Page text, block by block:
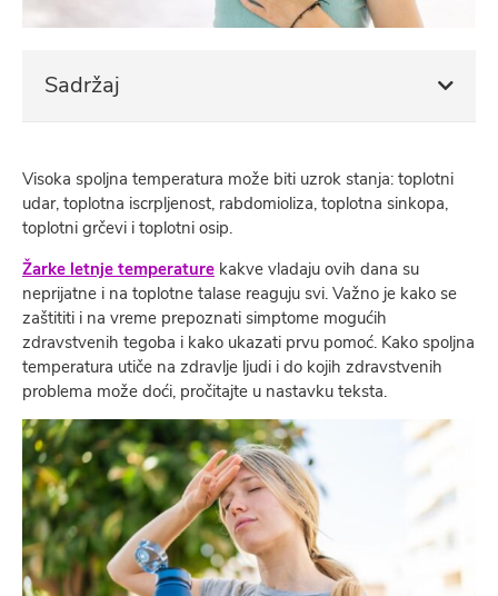
Sadržaj
Visoka spoljna temperatura može biti uzrok stanja: toplotni
udar, toplotna iscrpljenost, rabdomioliza, toplotna sinkopa,
toplotni grčevi i toplotni osip.
Žarke letnje temperature kakve vladaju ovih dana su
neprijatne i na toplotne talase reaguju svi. Važno je kako se
zaštititi i na vreme prepoznati simptome mogućih
zdravstvenih tegoba i kako ukazati prvu pomoć. Kako spoljna
temperatura utiče na zdravlje ljudi i do kojih zdravstvenih
problema može doći, pročitajte u nastavku teksta.